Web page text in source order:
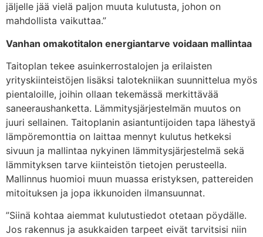
jäljelle jää vielä paljon muuta kulutusta, johon on
mahdollista vaikuttaa.”
Vanhan omakotitalon energiantarve voidaan mallintaa
Taitoplan tekee asuinkerrostalojen ja erilaisten
yrityskiinteistöjen lisäksi talotekniikan suunnittelua myös
pientaloille, joihin ollaan tekemässä merkittävää
saneeraushanketta. Lämmitysjärjestelmän muutos on
juuri sellainen. Taitoplanin asiantuntijoiden tapa lähestyä
lämpöremonttia on laittaa mennyt kulutus hetkeksi
sivuun ja mallintaa nykyinen lämmitysjärjestelmä sekä
lämmityksen tarve kiinteistön tietojen perusteella.
Mallinnus huomioi muun muassa eristyksen, pattereiden
mitoituksen ja jopa ikkunoiden ilmansuunnat.
”Siinä kohtaa aiemmat kulutustiedot otetaan pöydälle.
Jos rakennus ja asukkaiden tarpeet eivät tarvitsisi niin